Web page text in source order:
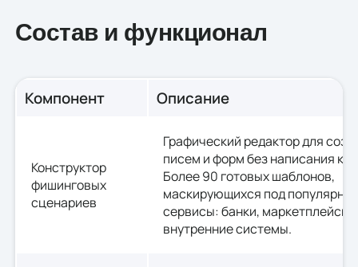
Состав и функционал
Компонент Описание
Конструктор
фишинговых
сценариев
Графический редактор для
писем и форм без написания
Более 90 готовых шаблонов,
маскирующихся под
сервисы: банки, маркетплейсы,
внутренние системы.